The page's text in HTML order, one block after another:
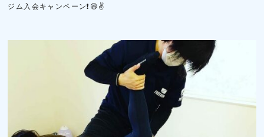
ジム入会キャンペーン❗😄✌️